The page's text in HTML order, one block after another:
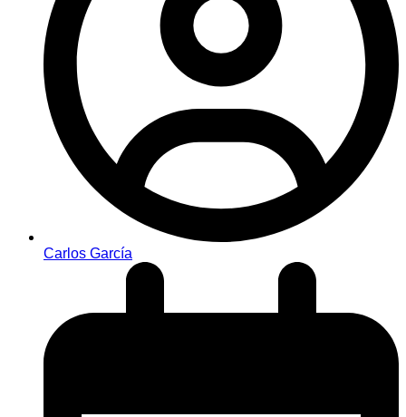
Carlos García